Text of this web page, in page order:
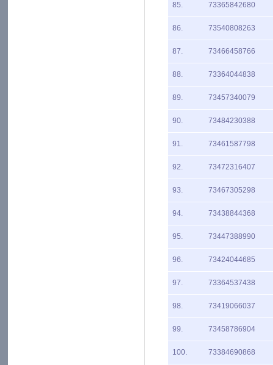
85. 73365842680
86. 73540808263
87. 73466458766
88. 73364044838
89. 73457340079
90. 73484230388
91. 73461587798
92. 73472316407
93. 73467305298
94. 73438844368
95. 73447388990
96. 73424044685
97. 73364537438
98. 73419066037
99. 73458786904
100. 73384690868